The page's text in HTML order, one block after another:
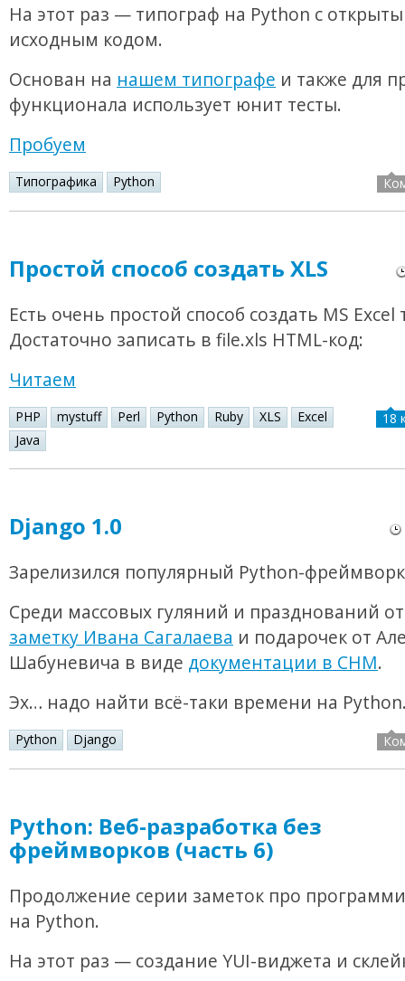
На этот раз — типограф на Python с
исходным кодом.
Основан на нашем типографе и также для
функционала использует юнит тесты.
Пробуем
Типографика Python
Простой способ создать XLS
Есть очень простой способ создать MS Excel
Достаточно записать в file.xls HTML-код:
Читаем
PHP mystuff Perl Python Ruby XLS
Excel
Java
18
Django 1.0
Зарелизился популярный Python-
Среди массовых гуляний и празднований
заметку Ивана Сагалаева и подарочек от
Шабуневича в виде документации в CHM.
Эх… надо найти всё-таки времени на
Python Django
Python: Веб-разработка без
фреймворков (часть 6)
Продолжение серии заметок про
на Python.
На этот раз — создание YUI-виджета и